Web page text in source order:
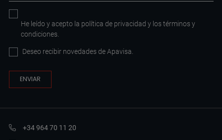
He leído y acepto la política de privacidad y lostérminos y
condiciones
Deseo recibir novedades de Apavisa.
+34 964 70 11 20